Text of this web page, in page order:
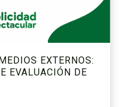
EXTERNOS:
EVALUACIÓN DE